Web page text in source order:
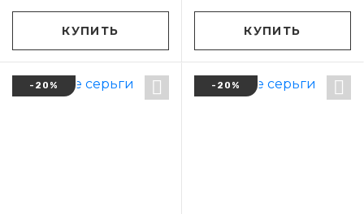
КУПИТЬ КУПИТЬ
-20% -20%